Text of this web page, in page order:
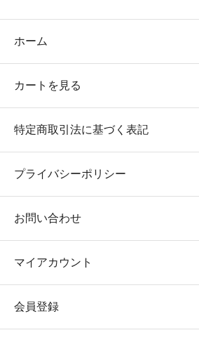
ホーム
カートを見る
特定商取引法に基づく表記
プライバシーポリシー
お問い合わせ
マイアカウント
会員登録